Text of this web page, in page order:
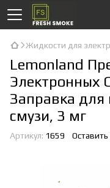
Жидкости для
Lemonland
Электронных
Заправка для
смузи, 3 мг
Артикул: 1659